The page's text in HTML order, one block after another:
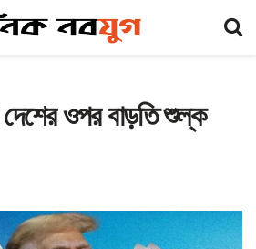
ওপর বাড়তি শুল্ক